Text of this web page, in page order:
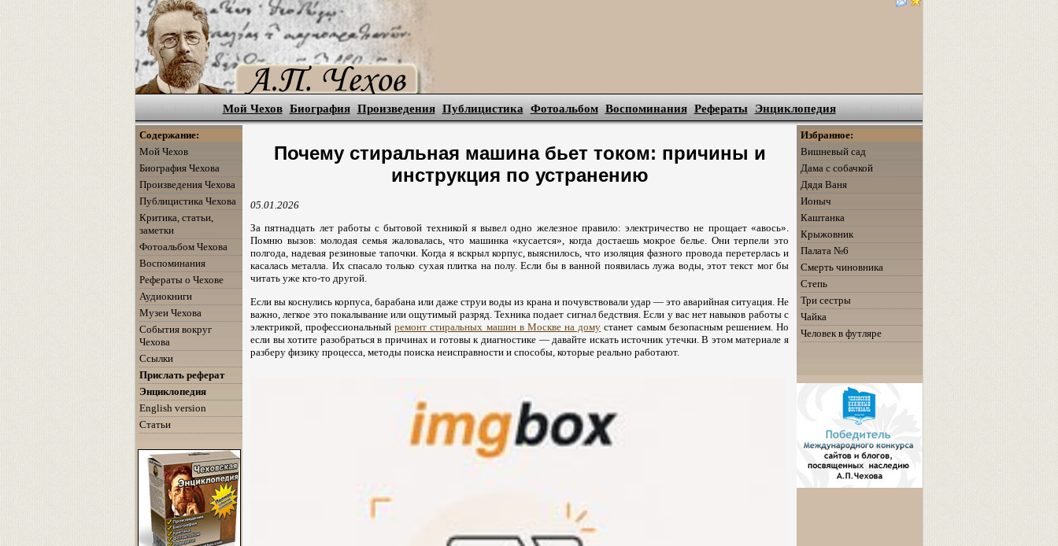
Мой Чехов Биография Произведения Публицистика Фотоальбом Воспоминания Рефераты Энциклопедия
Содержание:
Мой Чехов
Биография Чехова
Произведения Чехова
Публицистика Чехова
Критика, статьи,
заметки
Фотоальбом Чехова
Воспоминания
Рефераты о Чехове
Аудиокниги
Музеи Чехова
События вокруг
Чехова
Ссылки
Прислать реферат
Энциклопедия
English version
Статьи
Почему стиральная машина бьет током: причины и
инструкция по устранению
05.01.2026
За пятнадцать лет работы с бытовой техникой я вывел одно железное правило: электричество не прощает «авось».
Помню вызов: молодая семья жаловалась, что машинка «кусается», когда достаешь мокрое белье. Они терпели это
полгода, надевая резиновые тапочки. Когда я вскрыл корпус, выяснилось, что изоляция фазного провода перетерлась и
касалась металла. Их спасало только сухая плитка на полу. Если бы в ванной появилась лужа воды, этот текст мог бы
читать уже кто-то другой.
Если вы коснулись корпуса, барабана или даже струи воды из крана и почувствовали удар — это аварийная ситуация. Не
важно, легкое это покалывание или ощутимый разряд. Техника подает сигнал бедствия. Если у вас нет навыков работы с
электрикой, профессиональныйремонт стиральных машин в Москве на дому станет самым безопасным решением. Но
если вы хотите разобраться в причинах и готовы к диагностике — давайте искать источник утечки. В этом материале я
разберу физику процесса, методы поиска неисправности и способы, которые реально работают.
Избранное:
Вишневый сад
Дама с собачкой
Дядя Ваня
Ионыч
Каштанка
Крыжовник
Палата №6
Смерть чиновника
Степь
Три сестры
Чайка
Человек в футляре